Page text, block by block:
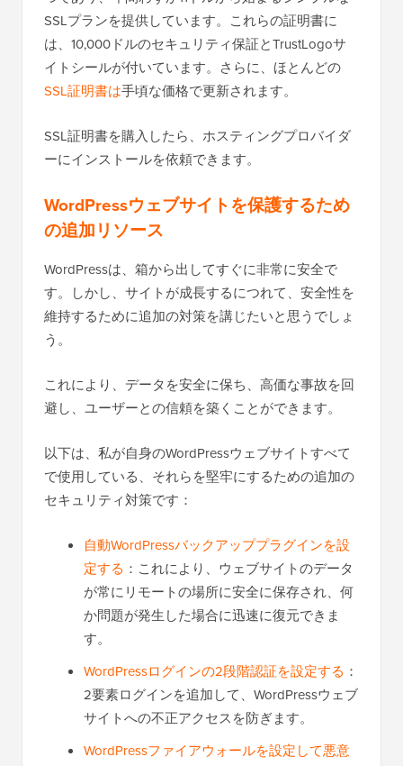
SSLプランを提供しています。これらの証明書に
は、10,000ドルのセキュリティ保証とTrustLogoサ
イトシールが付いています。さらに、ほとんどの
SSL証明書は手頃な価格で更新されます。
SSL証明書を購入したら、ホスティングプロバイダ
ーにインストールを依頼できます。
WordPressウェブサイトを保護するため
の追加リソース
WordPressは、箱から出してすぐに非常に安全で
す。しかし、サイトが成長するにつれて、安全性を
維持するために追加の対策を講じたいと思うでしょ
う。
これにより、データを安全に保ち、高価な事故を回
避し、ユーザーとの信頼を築くことができます。
以下は、私が自身のWordPressウェブサイトすべて
で使用している、それらを堅牢にするための追加の
セキュリティ対策です：
自動WordPressバックアッププラグインを設
定する ：これにより、ウェブサイトのデータ
が常にリモートの場所に安全に保存され、何
か問題が発生した場合に迅速に復元できま
す。
WordPressログインの2段階認証を設定する ：
2要素ログインを追加して、WordPressウェブ
サイトへの不正アクセスを防ぎます。
WordPressファイアウォールを設定して悪意